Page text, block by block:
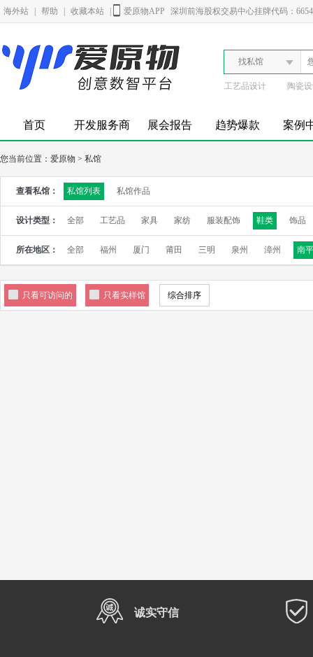
海外站 帮助 收藏本站 爱原物APP 深圳前海股权交易中心挂牌代码：
找私馆
工艺品设计 陶瓷
首页 开发服务商 展会报告 趋势爆款 案例
您当前位置： 爱原物 > 私馆
查看私馆： 私馆列表 私馆作品
设计类型： 全部 工艺品 家具 家纺 服装配饰 鞋类 饰品
所在地区： 全部 福州 厦门 莆田 三明 泉州 漳州 南平
只看可访问的 只看实样馆 综合排序
诚实守信